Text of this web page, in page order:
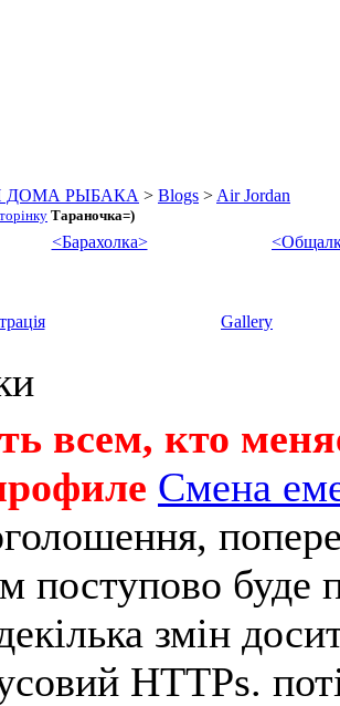
РЫБАКА > Blogs > Air Jordan
Тараночка=)
<Барахолка>
Gallery
всем, кто
Смена
поступово буде
змін
HTTPs.